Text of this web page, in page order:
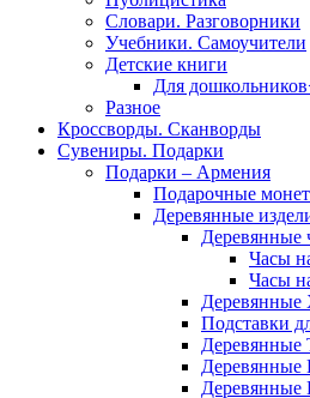
Словари. Разговорники
Учебники. Самоучители
Детские книги
Для
Разное
Кроссворды. Сканворды
Сувениры. Подарки
Подарки – Армения
Подарочные
Деревянные
Деревянные
Часы
Часы
Подставки
Деревянные
Деревянные
Деревянные